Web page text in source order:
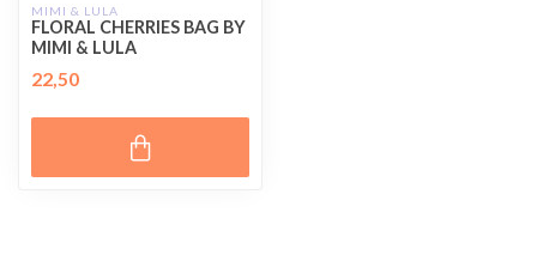
MIMI & LULA
FLORAL CHERRIES BAG BY
MIMI & LULA
22,50